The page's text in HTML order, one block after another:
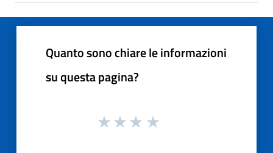
Quanto sono chiare le informazioni
su questa pagina?